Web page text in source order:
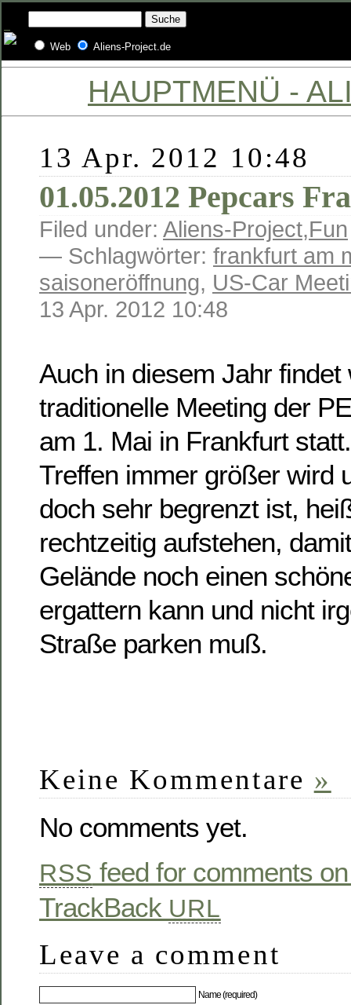
Web Aliens-Project.de
HAUPTMENÜ -
13 Apr. 2012 10:48
01.05.2012 Pepcars
Filed under: Aliens-Project,Fun
— Schlagwörter: frankfurt am
saisoneröffnung, US-Car
13 Apr. 2012 10:48
Auch in diesem Jahr findet
traditionelle Meeting der
am 1. Mai in Frankfurt
Treffen immer größer wird
doch sehr begrenzt ist,
rechtzeitig aufstehen,
Gelände noch einen
ergattern kann und nicht
Straße parken muß.
Keine Kommentare »
No comments yet.
RSS feed for comments
TrackBack URL
Leave a comment
Name (required)